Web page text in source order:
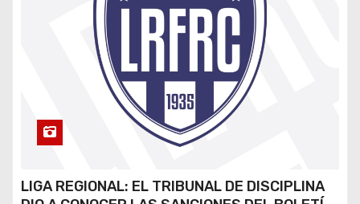
LIGA REGIONAL: EL TRIBUNAL DE DISCIPLINA